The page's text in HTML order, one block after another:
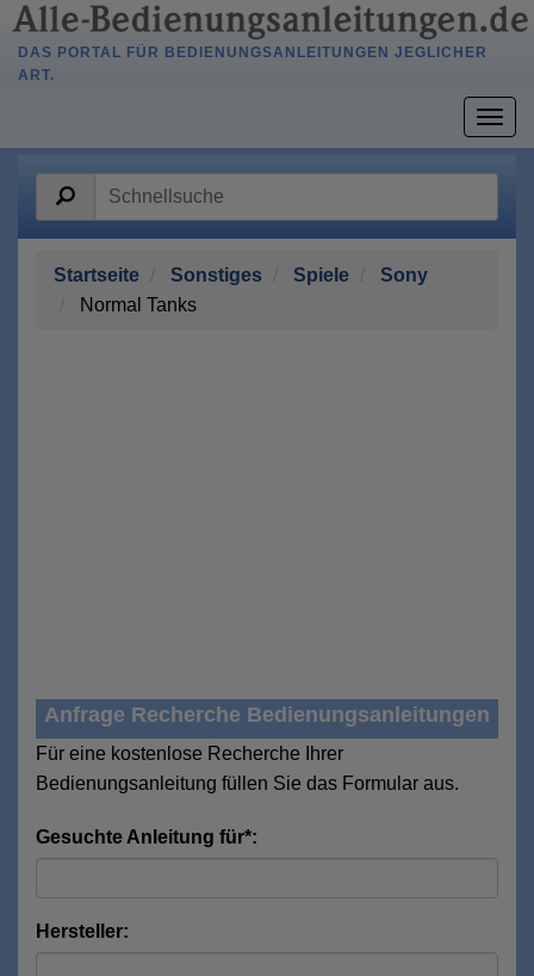
DAS PORTAL FÜR BEDIENUNGSANLEITUNGEN JEGLICHER
ART.
Startseite Sonstiges Spiele
Sony
Normal Tanks
Anfrage Recherche Bedienungsanleitungen
Für eine kostenlose Recherche Ihrer
Bedienungsanleitung füllen Sie das Formular aus.
Gesuchte Anleitung für*:
Hersteller: